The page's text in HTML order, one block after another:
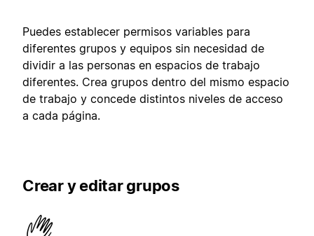
Puedes establecer permisos variables para
diferentes grupos y equipos sin necesidad de
dividir a las personas en espacios de trabajo
diferentes. Crea grupos dentro del mismo espacio
de trabajo y concede distintos niveles de acceso
a cada página.
Crear y editar grupos